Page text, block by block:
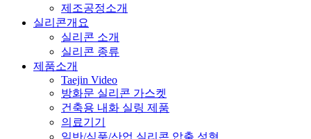
제조공정소개
실리콘개요
실리콘 소개
실리콘 종류
제품소개
Taejin Video
방화문 실리콘 가스켓
건축용 내화 실링 제품
의료기기
일반/식품/산업 실리콘 압출 성형